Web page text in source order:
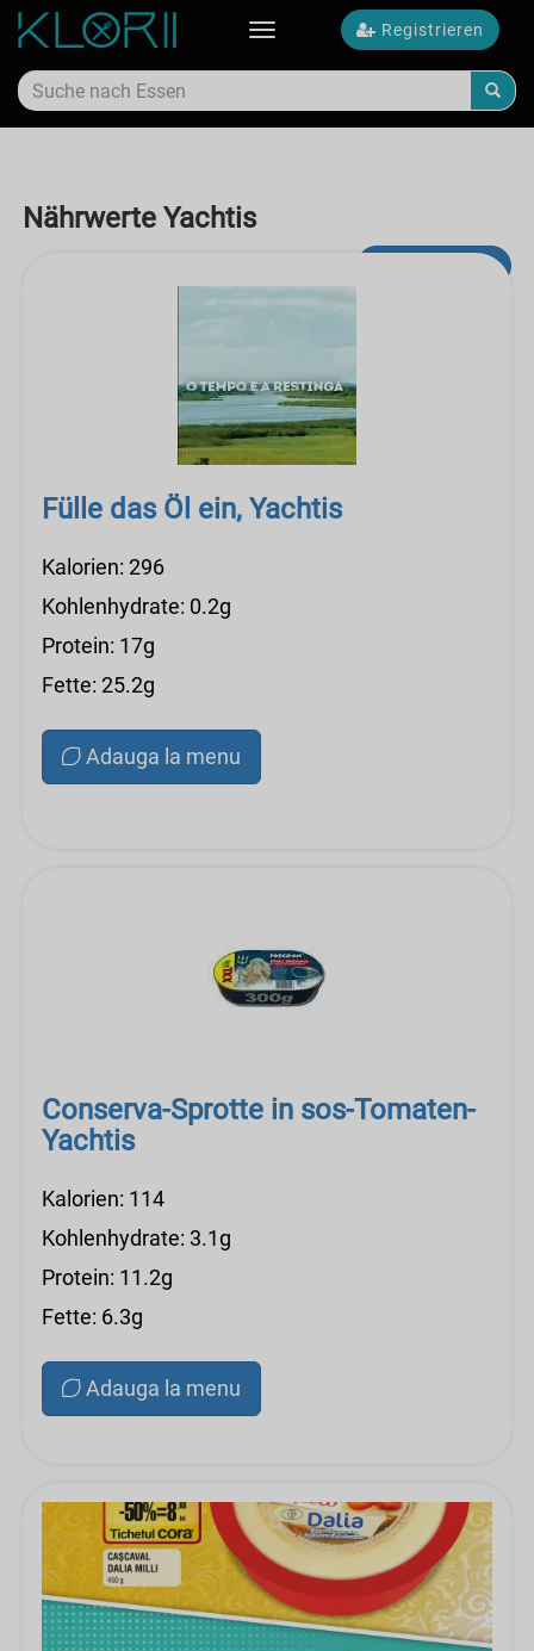
Registrieren
Toggle
Nährwerte Yachtis
Fülle das Öl ein, Yachtis
Kalorien: 296
Kohlenhydrate: 0.2g
Protein: 17g
Fette: 25.2g
Adauga la menu
Conserva-Sprotte in sos-Tomaten-
Yachtis
Kalorien: 114
Kohlenhydrate: 3.1g
Protein: 11.2g
Fette: 6.3g
Adauga la menu